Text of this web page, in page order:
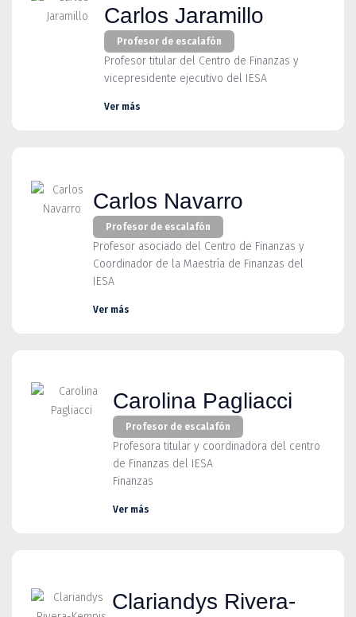
Carlos Jaramillo
Profesor de escalafón
Profesor titular del Centro de Finanzas y
vicepresidente ejecutivo del IESA
Ver más
Carlos Navarro
Profesor de escalafón
Profesor asociado del Centro de Finanzas y
Coordinador de la Maestría de Finanzas del
IESA
Ver más
Carolina Pagliacci
Profesor de escalafón
Profesora titular y coordinadora del centro
de Finanzas del IESA
Finanzas
Ver más
Clariandys Rivera-